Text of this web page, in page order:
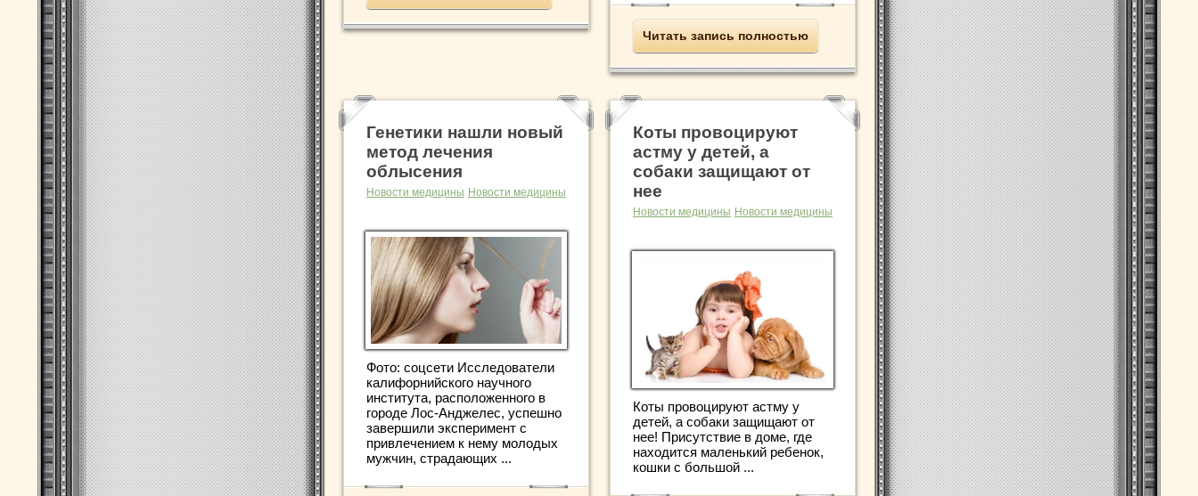
Читать запись полностью
Генетики нашли новый
метод лечения
облысения
Новости медицины Новости медицины
Фото: соцсети Исследователи
калифорнийского научного
института, расположенного в
городе Лос-Анджелес, успешно
завершили эксперимент с
привлечением к нему молодых
мужчин, страдающих ...
Коты провоцируют
астму у детей, а
собаки защищают от
нее
Новости медицины Новости медицины
Коты провоцируют астму у
детей, а собаки защищают от
нее! Присутствие в доме, где
находится маленький ребенок,
кошки с большой ...